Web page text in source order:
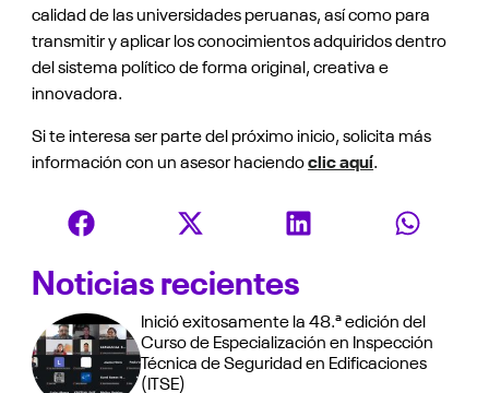
calidad de las universidades peruanas, así como para
transmitir y aplicar los conocimientos adquiridos dentro
del sistema político de forma original, creativa e
innovadora.
Si te interesa ser parte del próximo inicio, solicita más
información con un asesor haciendoclic aquí.
Noticias recientes
Inició exitosamente la 48.ª edición del
Curso de Especialización en Inspección
Técnica de Seguridad en Edificaciones
(ITSE)